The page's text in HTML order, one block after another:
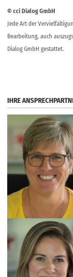
© cci Dialog GmbH
Jede Art der
Bearbeitung, auch
Dialog GmbH gestattet.
IHRE